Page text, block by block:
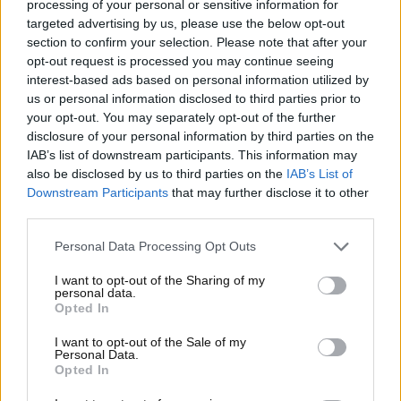
processing of your personal or sensitive information for
targeted advertising by us, please use the below opt-out
section to confirm your selection. Please note that after your
opt-out request is processed you may continue seeing
interest-based ads based on personal information utilized by
us or personal information disclosed to third parties prior to
your opt-out. You may separately opt-out of the further
disclosure of your personal information by third parties on the
IAB’s list of downstream participants. This information may
also be disclosed by us to third parties on the IAB’s List of
Downstream Participants that may further disclose it to other
Personal Data Processing Opt Outs
I want to opt-out of the Sharing of my
personal data.
Opted In
I want to opt-out of the Sale of my
Personal Data.
Opted In
cambiare radicalmente il panorama della
sicurezza stradale in Italia: il nuovo Codice della
Strada sembra aver iniziato a produrre effetti
tangibili nella
riduzione degli incidenti. Dopo anni
di preoccupazioni costanti per l’aumento delle
vittime sulle strade, i dati recenti mostrano
finalmente un segnale positivo che potrebbe
infondere maggiore fiducia negli automobilisti e
nelle autorità.
I risultati sembrano
incoraggianti: sempre meno
incidenti mortali
Dal 14 dicembre 2024 al 13 febbraio 2025, si sono
registrati10.762 incidenti stradali
, un numero
nettamente inferiore rispetto agli